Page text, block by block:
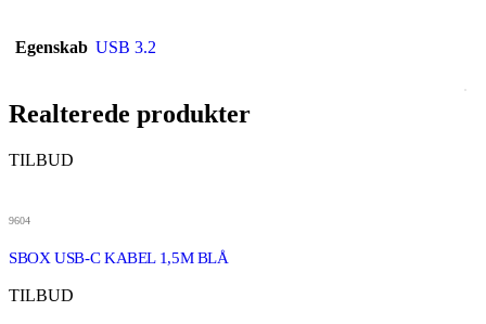
Egenskab USB 3.2
Realterede produkter
TILBUD
9604
SBOX USB-C KABEL 1,5M BLÅ
TILBUD